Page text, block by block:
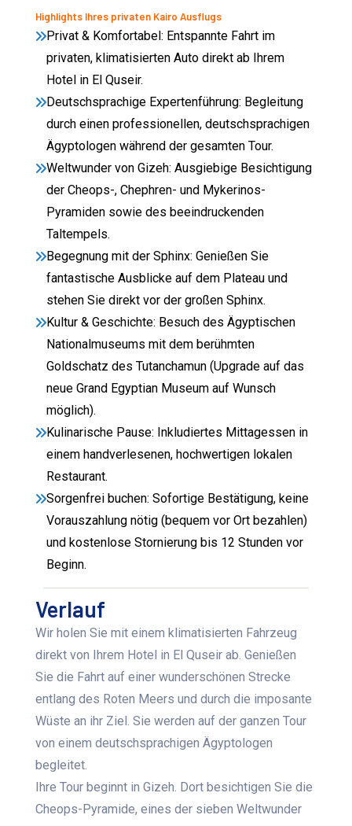
Highlights Ihres privaten Kairo Ausflugs
Privat & Komfortabel: Entspannte Fahrt im
privaten, klimatisierten Auto direkt ab Ihrem
Hotel in El Quseir.
Deutschsprachige Expertenführung: Begleitung
durch einen professionellen, deutschsprachigen
Ägyptologen während der gesamten Tour.
Weltwunder von Gizeh: Ausgiebige Besichtigung
der Cheops-, Chephren- und Mykerinos-
Pyramiden sowie des beeindruckenden
Taltempels.
Begegnung mit der Sphinx: Genießen Sie
fantastische Ausblicke auf dem Plateau und
stehen Sie direkt vor der großen Sphinx.
Kultur & Geschichte: Besuch des Ägyptischen
Nationalmuseums mit dem berühmten
Goldschatz des Tutanchamun (Upgrade auf das
neue Grand Egyptian Museum auf Wunsch
möglich).
Kulinarische Pause: Inkludiertes Mittagessen in
einem handverlesenen, hochwertigen lokalen
Restaurant.
Sorgenfrei buchen: Sofortige Bestätigung, keine
Vorauszahlung nötig (bequem vor Ort bezahlen)
und kostenlose Stornierung bis 12 Stunden vor
Beginn.
Verlauf
Wir holen Sie mit einem klimatisierten Fahrzeug
direkt von Ihrem Hotel in El Quseir ab. Genießen
Sie die Fahrt auf einer wunderschönen Strecke
entlang des Roten Meers und durch die imposante
Wüste an ihr Ziel. Sie werden auf der ganzen Tour
von einem deutschsprachigen Ägyptologen
begleitet.
Ihre Tour beginnt in Gizeh. Dort besichtigen Sie die
Cheops-Pyramide, eines der sieben Weltwunder